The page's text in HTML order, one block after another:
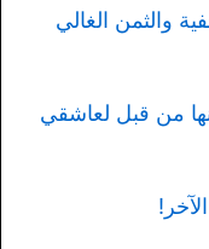
والثمن الغالي
من قبل لعاشقي